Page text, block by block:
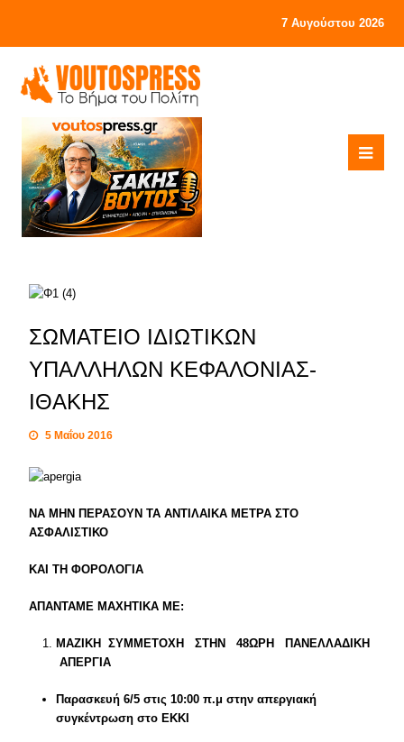
7 Αυγούστου 2026
ΣΩΜΑΤΕΙΟ ΙΔΙΩΤΙΚΩΝ
ΥΠΑΛΛΗΛΩΝ ΚΕΦΑΛΟΝΙΑΣ-
ΙΘΑΚΗΣ
5 Μαΐου 2016
ΝΑ ΜΗΝ ΠΕΡΑΣΟΥΝ ΤΑ ΑΝΤΙΛΑΙΚΑ ΜΕΤΡΑ ΣΤΟ
ΑΣΦΑΛΙΣΤΙΚΟ
ΚΑΙ ΤΗ ΦΟΡΟΛΟΓΙΑ
ΑΠΑΝΤΑΜΕ ΜΑΧΗΤΙΚΑ ΜΕ:
ΜΑΖΙΚΗ ΣΥΜΜΕΤΟΧΗ ΣΤΗΝ48ΩΡΗ
ΠΑΝΕΛΛΑΔΙΚΗ
ΑΠΕΡΓΙΑ
Παρασκευή 6/5 στις 10:00 π.μ στην απεργιακή
συγκέντρωση στο ΕΚΚΙ